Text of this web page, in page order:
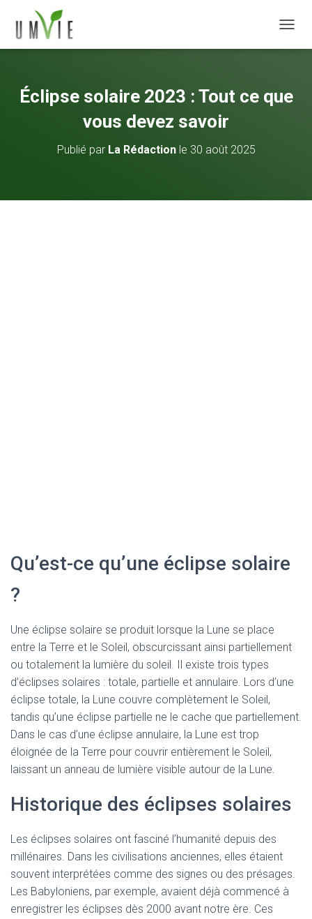
Éclipse solaire 2023 : Tout ce que
vous devez savoir
Publié par La Rédactionle 30 août 2025
Qu’est-ce qu’une éclipse solaire
?
Une éclipse solaire se produit lorsque la Lune se place
entre la Terre et le Soleil, obscurcissant ainsi partiellement
ou totalement la lumière du soleil. Il existe trois types
d’éclipses solaires : totale, partielle et annulaire. Lors d’une
éclipse totale, la Lune couvre complètement le Soleil,
tandis qu’une éclipse partielle ne le cache que partiellement.
Dans le cas d’une éclipse annulaire, la Lune est trop
éloignée de la Terre pour couvrir entièrement le Soleil,
laissant un anneau de lumière visible autour de la Lune.
Historique des éclipses solaires
Les éclipses solaires ont fasciné l’humanité depuis des
millénaires. Dans les civilisations anciennes, elles étaient
souvent interprétées comme des signes ou des présages.
Les Babyloniens, par exemple, avaient déjà commencé à
enregistrer les éclipses dès 2000 avant notre ère. Ces